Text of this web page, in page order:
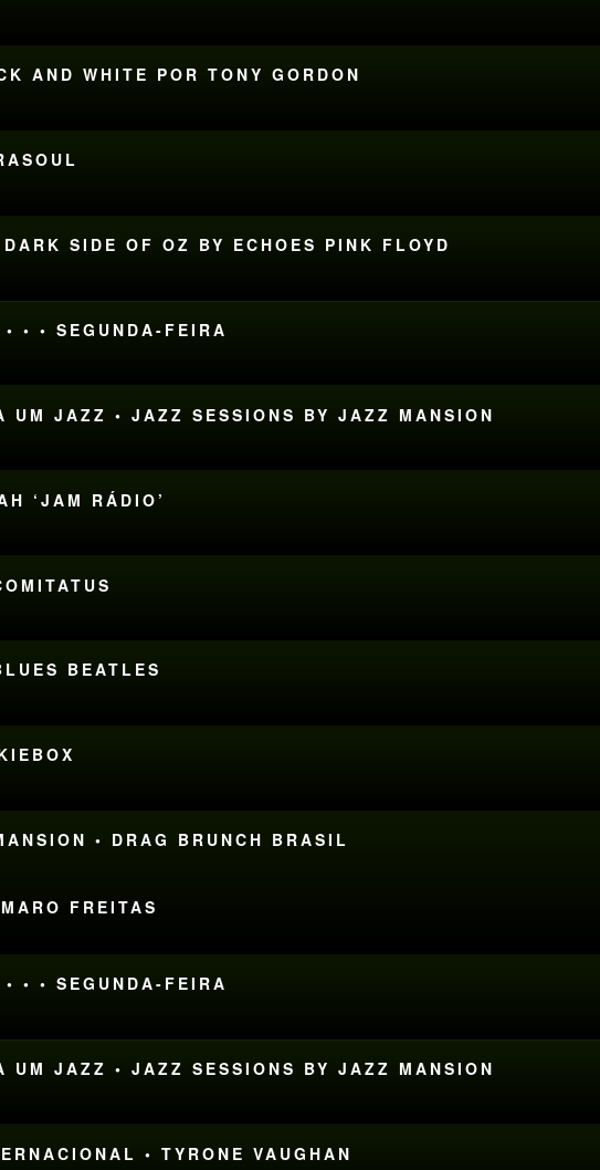
AND WHITE POR TONY GORDON
SIDE OF OZ BY ECHOES PINK FLOYD
• • SEGUNDA-FEIRA
UM JAZZ • JAZZ SESSIONS BY JAZZ MANSION
‘JAM RÁDIO’
BEATLES
• DRAG BRUNCH BRASIL
FREITAS
• • SEGUNDA-FEIRA
UM JAZZ • JAZZ SESSIONS BY JAZZ MANSION
• TYRONE VAUGHAN